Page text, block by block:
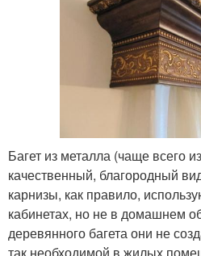
Багет из металла (чаще всего
качественный, благородный
карнизы, как правило,
кабинетах, но не в домашнем
деревянного багета они не
так необходимой в жилых